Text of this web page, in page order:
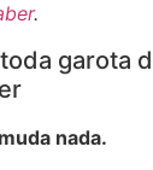
.
garota
nada.